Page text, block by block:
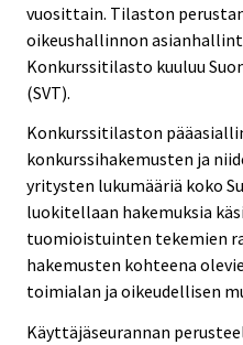
vuosittain. Tilaston
oikeushallinnon
Konkurssitilasto kuuluu
(SVT).
Konkurssitilaston
konkurssihakemusten ja
yritysten lukumääriä koko
luokitellaan hakemuksia
tuomioistuinten tekemien
hakemusten kohteena
toimialan ja oikeudellisen
Käyttäjäseurannan